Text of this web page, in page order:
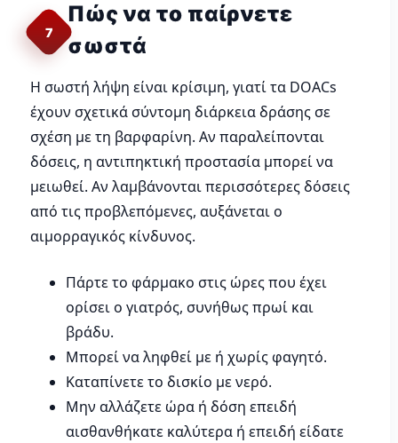
7
Πώς να το παίρνετε
σωστά
Η σωστή λήψη είναι κρίσιμη, γιατί τα DOACs
έχουν σχετικά σύντομη διάρκεια δράσης σε
σχέση με τη βαρφαρίνη. Αν παραλείπονται
δόσεις, η αντιπηκτική προστασία μπορεί να
μειωθεί. Αν λαμβάνονται περισσότερες δόσεις
από τις προβλεπόμενες, αυξάνεται ο
αιμορραγικός κίνδυνος.
Πάρτε το φάρμακο στις ώρες που έχει
ορίσει ο γιατρός, συνήθως πρωί και
βράδυ.
Μπορεί να ληφθεί με ή χωρίς φαγητό.
Καταπίνετε το δισκίο με νερό.
Μην αλλάζετε ώρα ή δόση επειδή
αισθανθήκατε καλύτερα ή επειδή είδατε